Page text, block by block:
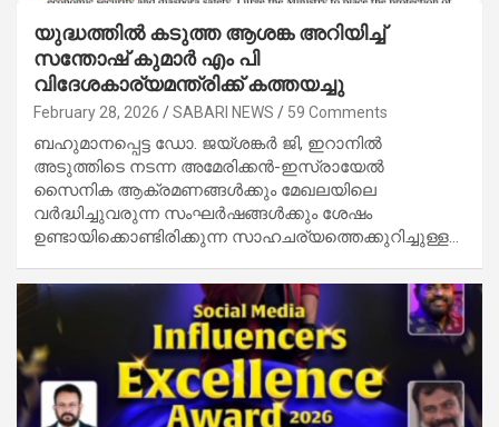
യുദ്ധത്തിൽ കടുത്ത ആശങ്ക അറിയിച്ച്
സന്തോഷ് കുമാർ എം പി
വിദേശകാര്യമന്ത്രിക്ക് കത്തയച്ചു
February 28, 2026 SABARI NEWS 59 Comments
ബഹുമാനപ്പെട്ട ഡോ. ജയ്ശങ്കർ ജി, ഇറാനിൽ
അടുത്തിടെ നടന്ന അമേരിക്കൻ-ഇസ്രായേൽ
സൈനിക ആക്രമണങ്ങൾക്കും മേഖലയിലെ
വർദ്ധിച്ചുവരുന്ന സംഘർഷങ്ങൾക്കും ശേഷം
ഉണ്ടായിക്കൊണ്ടിരിക്കുന്ന സാഹചര്യത്തെക്കുറിച്ചുള്ള…